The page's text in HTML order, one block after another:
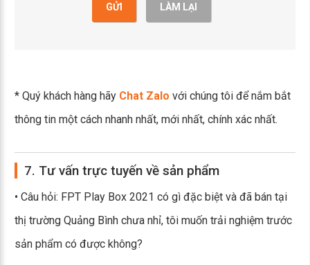
GỬI LÀM LẠI
* Quý khách hàng hãy Chat Zalo với chúng tôi để nắm bắt
thông tin một cách nhanh nhất, mới nhất, chính xác nhất.
7. Tư vấn trực tuyến về sản phẩm
• Câu hỏi: FPT Play Box 2021 có gì đặc biệt và đã bán tại
thị trường Quảng Bình chưa nhỉ, tôi muốn trải nghiệm trước
sản phẩm có được không?